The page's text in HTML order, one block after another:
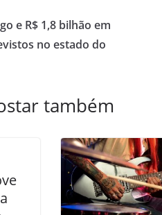
e R$ 1,8 bilhão em
no estado do
também